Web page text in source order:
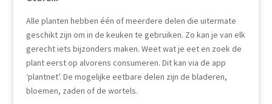
Alle planten hebben één of meerdere delen die uitermate
geschikt zijn om in de keuken te gebruiken. Zo kan je van elk
gerecht iets bijzonders maken. Weet wat je eet en zoek de
plant eerst op alvorens consumeren. Dit kan via de app
‘plantnet’. De mogelijke eetbare delen zijn de bladeren,
bloemen, zaden of de wortels.